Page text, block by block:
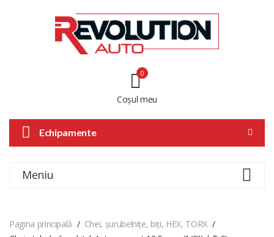
Coșul meu
0
Echipamente
Meniu
Pagina principală
Chei, șurubelnițe, biți, HEX, TORX